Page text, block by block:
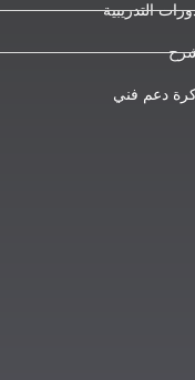
التدريبية
دعم فني